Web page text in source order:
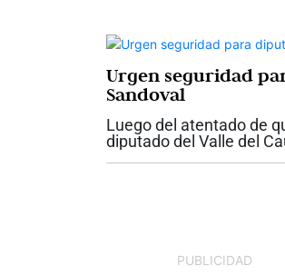
Urgen seguridad
Sandoval
Luego del atentado de
diputado del Valle del
PUBLICIDAD